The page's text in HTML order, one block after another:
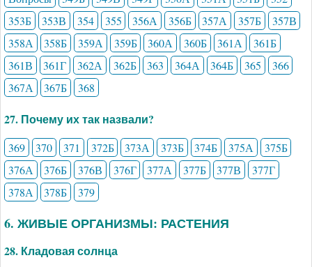
353Б
353В 354 355 356А 356Б 357А 357Б
357В
358А
358Б 359А 359Б 360А 360Б 361А
361Б
361В
361Г 362А 362Б 363 364А 364Б 365
366
367А
367Б 368
27. Почему их так назвали?
369 370 371 372Б 373А 373Б 374Б 375А
375Б
376А
376Б 376В 376Г 377А 377Б 377В
377Г
378А
378Б 379
6. ЖИВЫЕ ОРГАНИЗМЫ: РАСТЕНИЯ
28. Кладовая солнца